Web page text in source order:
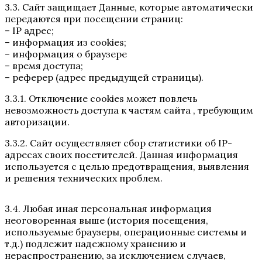
3.3. Сайт защищает Данные, которые автоматически
передаются при посещении страниц:
– IP адрес;
– информация из cookies;
– информация о браузере
– время доступа;
– реферер (адрес предыдущей страницы).
3.3.1. Отключение cookies может повлечь
невозможность доступа к частям сайта , требующим
авторизации.
3.3.2. Сайт осуществляет сбор статистики об IP-
адресах своих посетителей. Данная информация
используется с целью предотвращения, выявления
и решения технических проблем.
3.4. Любая иная персональная информация
неоговоренная выше (история посещения,
используемые браузеры, операционные системы и
т.д.) подлежит надежному хранению и
нераспространению, за исключением случаев,